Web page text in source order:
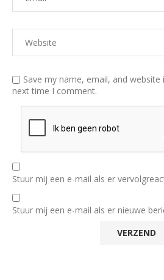
Save my name, email, and
next time I comment.
Stuur mij een e-mail als er
Stuur mij een e-mail als er nieuwe